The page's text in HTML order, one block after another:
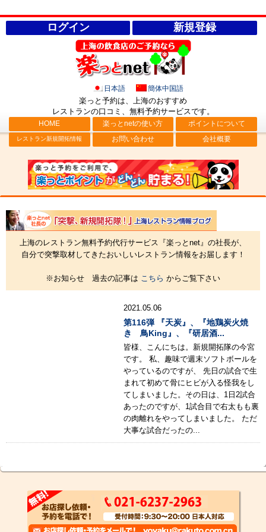
ログイン 新規登録
日本語 簡体中国語
楽っと予約は、上海のおすすめ
レストランの口コミ、無料予約サービスです。
HOME 楽っとnetの使い方 ポイントについて
レストラン新規開拓情報 お問い合わせ 会社概要
上海のレストラン無料予約代行サービス『楽っとnet』の社長が、
自分で突撃取材してきたおいしいレストラン情報をお届します！
※お知らせ 過去の記事は こちら からご覧下さい
2021.05.06
第116弾 『天炭』、『地鶏炭火焼
き 鳥King』、『研居酒...
皆様、こんにちは。新規開拓隊の今宮
です。 私、趣味で週末ソフトボールを
やっているのですが、 先日の試合で生
まれて初めて骨にヒビが入る怪我をし
てしまいました。その日は、1日2試合
あったのですが、1試合目で右太もも裏
の肉離れをやってしまいました。 ただ
大事な試合だったの...